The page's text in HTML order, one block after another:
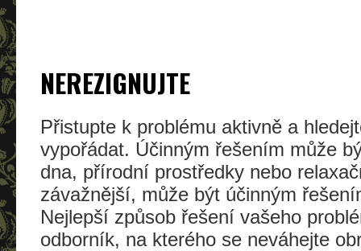
NEREZIGNUJTE
Přistupte k problému aktivně a
vypořádat. Účinným řešením může
dna, přírodní prostředky nebo
závažnější, může být účinným
Nejlepší způsob řešení vašeho
odborník, na kterého se neváhejte